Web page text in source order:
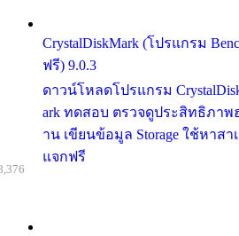
CrystalDiskMark (โปรแกรม
ฟรี) 9.0.3
ดาวน์โหลดโปรแกรม
ark ทดสอบ ตรวจดูประสิทธิภาพ
าน เขียนข้อมูล Storage ใช้หาสา
แจกฟรี